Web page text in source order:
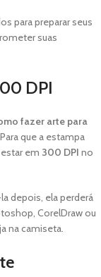
para preparar seus
suas
DPI
fazer arte para
que a estampa
em 300 DPI no
depois, ela perderá
CorelDraw ou
na camiseta.